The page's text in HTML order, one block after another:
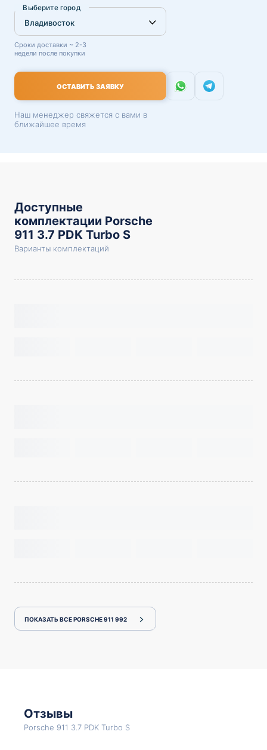
Выберите город
Сроки доставки ~ 2-3
недели после покупки
ОСТАВИТЬ ЗАЯВКУ
Наш менеджер свяжется с вами в
ближайшее время
Доступные
комплектации Porsche
911 3.7 PDK Turbo S
Варианты комплектаций
ПОКАЗАТЬ ВСЕ PORSCHE 911 992
Отзывы
Porsche 911 3.7 PDK Turbo S